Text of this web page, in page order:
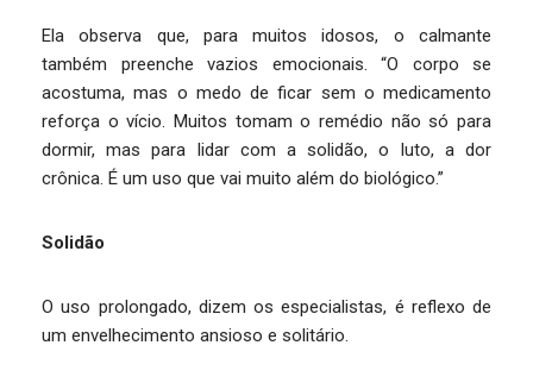
Ela observa que, para muitos idosos, o calmante
também preenche vazios emocionais. “O corpo se
acostuma, mas o medo de ficar sem o medicamento
reforça o vício. Muitos tomam o remédio não só para
dormir, mas para lidar com a solidão, o luto, a dor
crônica. É um uso que vai muito além do biológico.”
Solidão
O uso prolongado, dizem os especialistas, é reflexo de
um envelhecimento ansioso e solitário.